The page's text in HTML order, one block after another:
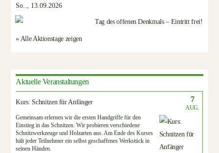
So.., 13.09.2026
» Alle Aktionstage zeigen
Aktuelle Veranstaltungen
Kurs: Schnitzen für Anfänger 7
AUG.
Gemeinsam erlernen wir die ersten Handgriffe für den
Einstieg in das Schnitzen. Wir probieren verschiedene
Schnitzwerkzeuge und Holzarten aus. Am Ende des Kurses
hält jeder Teilnehmer ein selbst geschaffenes Werkstück in
seinen Händen.